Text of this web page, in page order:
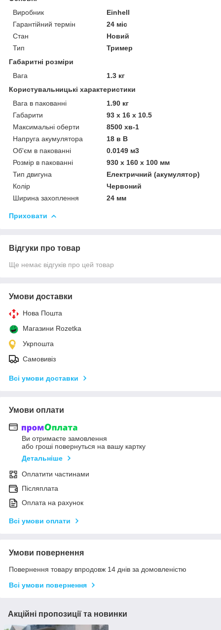
Виробник
Einhell
Гарантійний термін
24 міс
Стан
Новий
Тип
Тример
Габаритні розміри
Вага
1.3 кг
Користувальницькі характеристики
Вага в пакованні
1.90 кг
Габарити
93 х 16 х 10.5
Максимальні оберти
8500 хв-1
Напруга акумулятора
18 в В
Об'єм в пакованні
0.0149 м3
Розмір в пакованні
930 х 160 х 100 мм
Тип двигуна
Електричний (акумулятор)
Колір
Червоний
Ширина захоплення
24 мм
Приховати
Відгуки про товар
Ще немає відгуків про цей товар
Умови доставки
Нова Пошта
Магазини Rozetka
Укрпошта
Самовивіз
Всі умови доставки
Умови оплати
Ви отримаєте замовлення
або гроші повернуться на вашу картку
Детальніше
Оплатити частинами
Післяплата
Оплата на рахунок
Всі умови оплати
Умови повернення
Повернення товару впродовж 14 днів за домовленістю
Всі умови повернення
Акційні пропозиції та новинки